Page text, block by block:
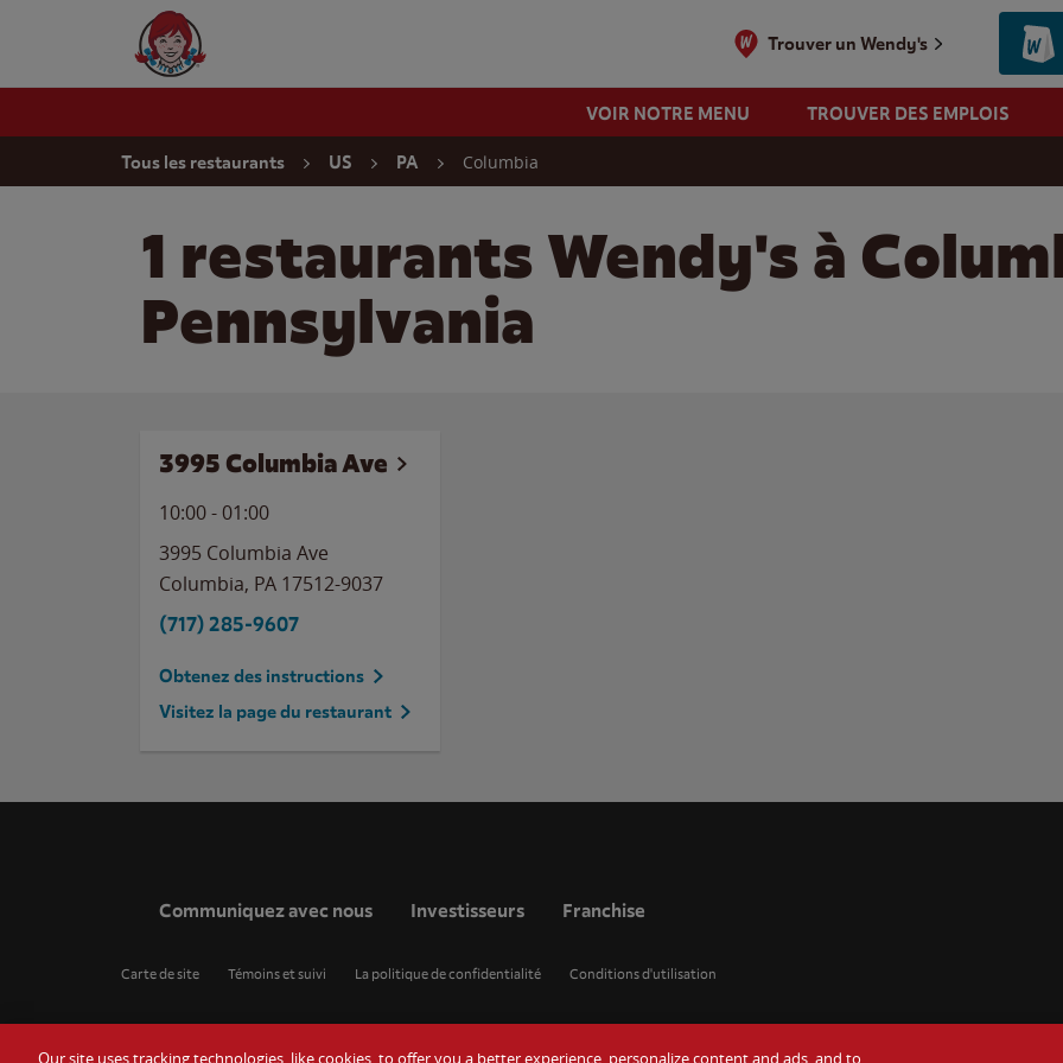
Wendy's Website Home
Trouver un Wendy's
VOIR NOTRE MENU TROUVER DES EMPLOIS
Return to NavTous les restaurants US PA Columbia
1 restaurants Wendy's à
Pennsylvania
3995 Columbia Ave
10:00- 01:00
3995 Columbia Ave
Columbia, PA 17512-9037
(717) 285-9607
Obtenez des instructions
Visitez la page du restaurant
Communiquez avec nous Investisseurs Franchise
Carte de site Témoins et suivi La politique de confidentialité Conditions d'utilisation
Our site uses tracking technologies, like cookies, to offer you a better experience, personalize content and ads, and to